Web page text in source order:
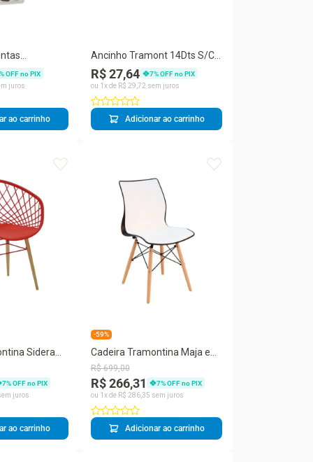
Martelo de
Fenda 3
% OFF no PIX
juros
ao carrinho
Ancinho Tramont 14Dts S/C
77110/144
R$ 27,64 7% OFF no PIX
ou 1 x de R$ 29 72 sem juros
Adicionar ao carrinho
Sidera
com
7% OFF no PIX
juros
ao carrinho
-59%
Cadeira Tramontina Maja em
Polipropileno Preto e Branco
Base Madeira
R$ 699,00
R$ 266,31 7% OFF no PIX
ou 1 x de R$ 286,35 sem juros
Adicionar ao carrinho